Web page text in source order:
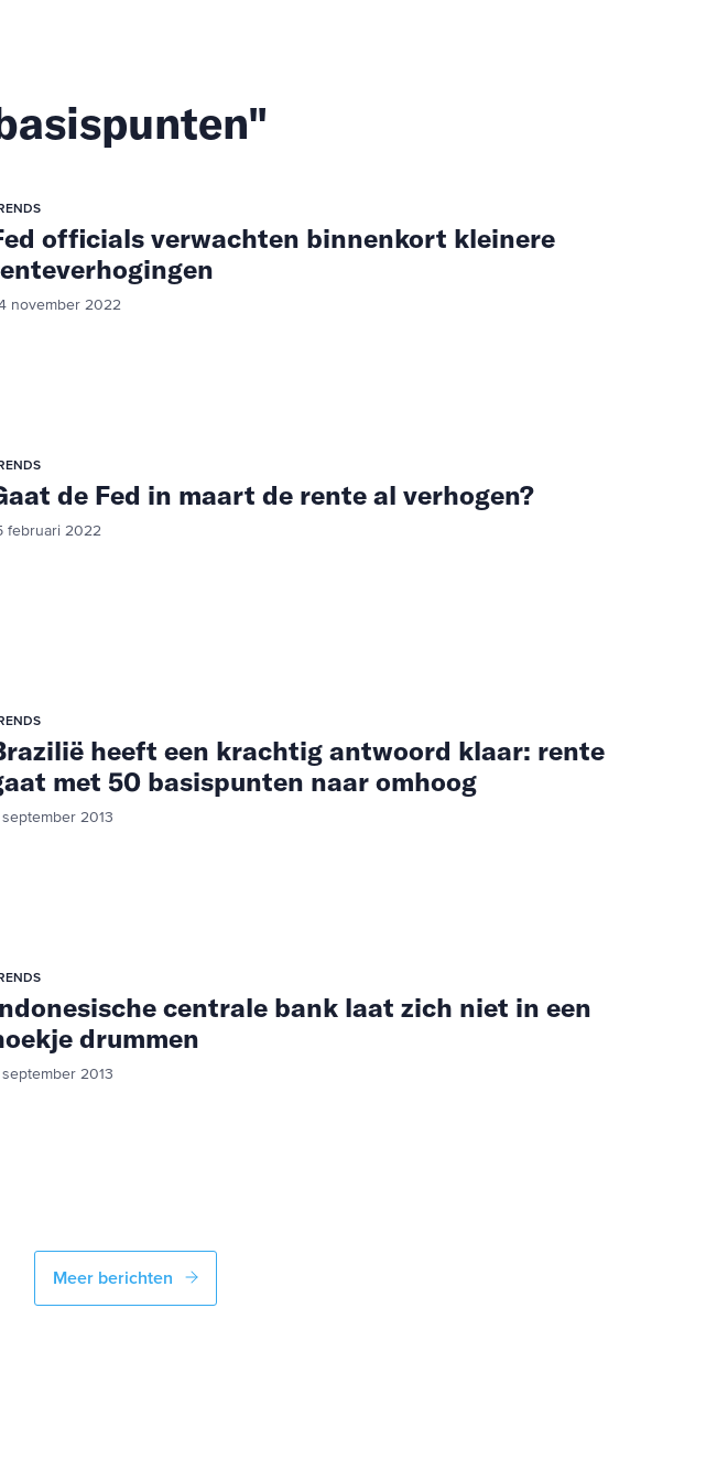
officials verwachten binnenkort kleinere
november 2022
de Fed in maart de rente al verhogen?
februari 2022
heeft een krachtig antwoord klaar: rente
met 50 basispunten naar omhoog
2013
centrale bank laat zich niet in een
drummen
2013
Meer berichten